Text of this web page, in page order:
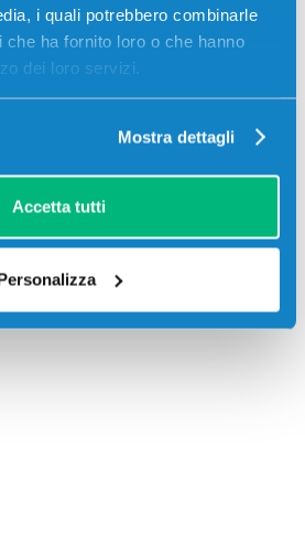
i quali potrebbero combinarle
ha fornito loro o che hanno
dei loro servizi.
Mostra dettagli
Accetta tutti